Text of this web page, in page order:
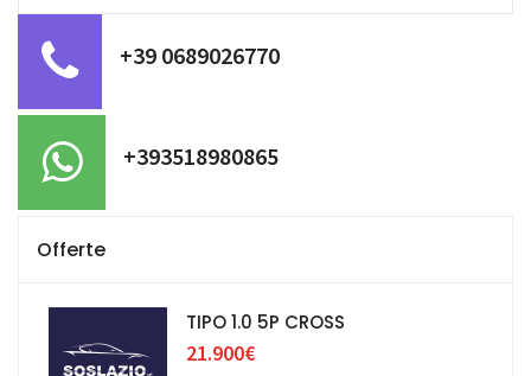
+39 0689026770
+393518980865
Offerte
TIPO 1.0 5P CROSS
21.900€